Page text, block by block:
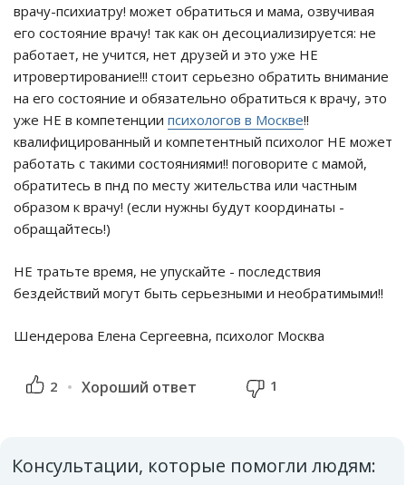
врачу-психиатру! может обратиться и мама, озвучивая
его состояние врачу! так как он десоциализируется: не
работает, не учится, нет друзей и это уже НЕ
итровертирование!!! стоит серьезно обратить внимание
на его состояние и обязательно обратиться к врачу, это
уже НЕ в компетенции психологов в Москве!!
квалифицированный и компетентный психолог НЕ может
работать с такими состояниями!! поговорите с мамой,
обратитесь в пнд по месту жительства или частным
образом к врачу! (если нужны будут координаты -
обращайтесь!)
НЕ тратьте время, не упускайте - последствия
бездействий могут быть серьезными и необратимыми!!
Шендерова Елена Сергеевна, психолог Москва
2 Хороший ответ 1
Консультации, которые помогли людям: